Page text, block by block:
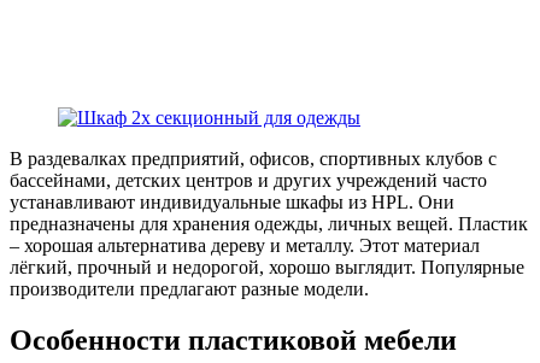
В раздевалках предприятий, офисов, спортивных клубов с
бассейнами, детских центров и других учреждений часто
устанавливают индивидуальные шкафы из HPL. Они
предназначены для хранения одежды, личных вещей. Пластик
– хорошая альтернатива дереву и металлу. Этот материал
лёгкий, прочный и недорогой, хорошо выглядит. Популярные
производители предлагают разные модели.
Особенности пластиковой мебели